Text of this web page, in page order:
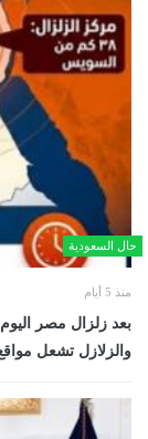
حال السعودية
منذ 5 أيام
والزلازل تشعل